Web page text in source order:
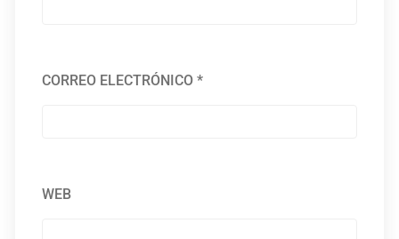
CORREO ELECTRÓNICO*
WEB